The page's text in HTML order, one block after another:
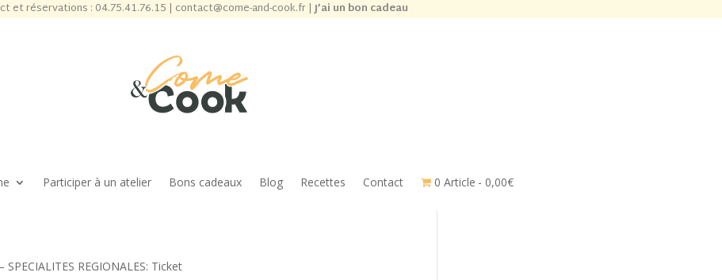
et réservations : 04.75.41.76.15 | contact@come-and-cook.fr|J’ai un bon cadeau
Participer à un atelier Bons cadeaux Blog Recettes Contact 0 Article 0,00€
SPECIALITES REGIONALES: Ticket